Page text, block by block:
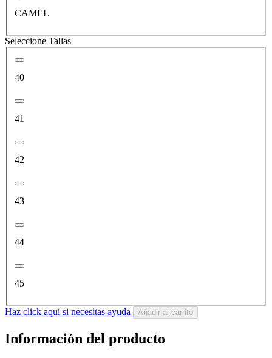
CAMEL
Seleccione Tallas
40
41
42
43
44
45
Haz click aquí si necesitas ayuda Añadir al carrito
Información del producto